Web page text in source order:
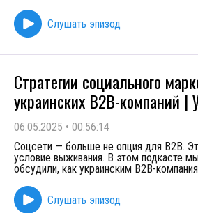
Слушать эпизод
Стратегии социального
украинских B2B-компаний |
06.05.2025 • 00:56:14
Соцсети — больше не опция для B2B.
условие выживания. В этом подкасте
обсудили, как украинским B2B-
Слушать эпизод